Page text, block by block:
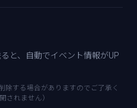
と、自動でイベント情報がUP
する場合がありますのでご了承く
されません）